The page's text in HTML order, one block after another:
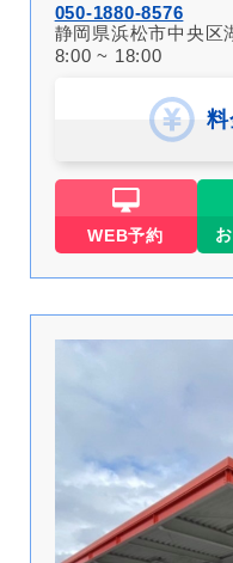
050-1880-8576
静岡県浜松市中央区
8:00 ~ 18:00
料
WEB予約